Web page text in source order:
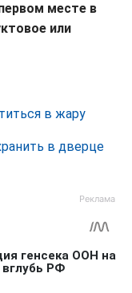
месте в
или
в жару
в дверце